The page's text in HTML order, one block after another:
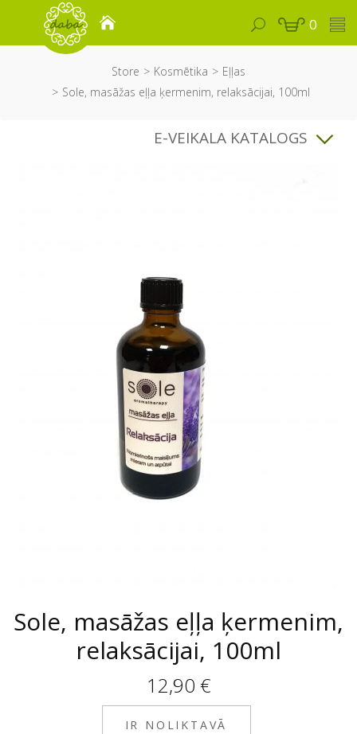
0
Store Kosmētika
Eļļas
Sole, masāžas eļļa ķermenim, relaksācijai, 100ml
E-VEIKALA KATALOGS
Sole, masāžas eļļa ķermenim,
relaksācijai, 100ml
12,90 €
IR NOLIKTAVĀ